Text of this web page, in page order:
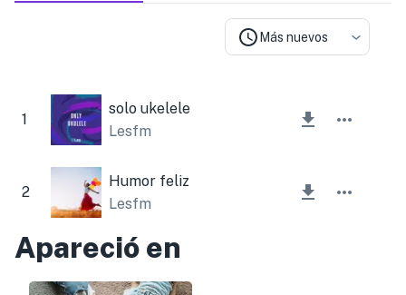
Más nuevos
1
solo ukelele
Lesfm
2
Humor feliz
Lesfm
Apareció en